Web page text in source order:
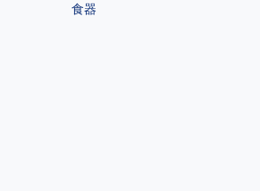
食器